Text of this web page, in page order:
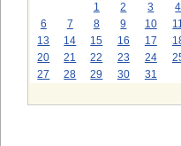
1
2 3 4
6
7 8 9 10
13
14 15 16 17
20
21 22 23 24
27
28 29 30 31